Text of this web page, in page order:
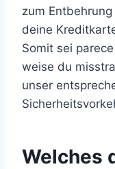
zum
deine
Somit sei
weise du
unser
Welches